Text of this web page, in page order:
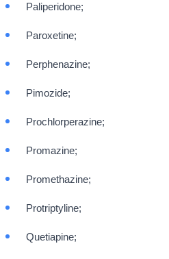
Paliperidone;
Paroxetine;
Perphenazine;
Pimozide;
Prochlorperazine;
Promazine;
Promethazine;
Protriptyline;
Quetiapine;